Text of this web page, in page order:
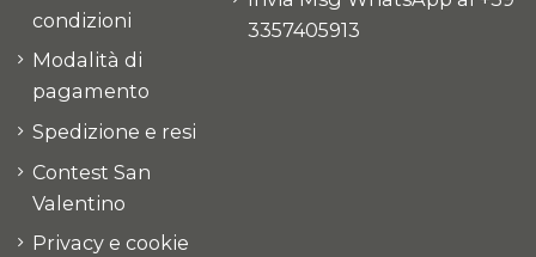
condizioni
Modalità di
pagamento
Spedizione e resi
Contest San
Valentino
Privacy e cookie
3357405913